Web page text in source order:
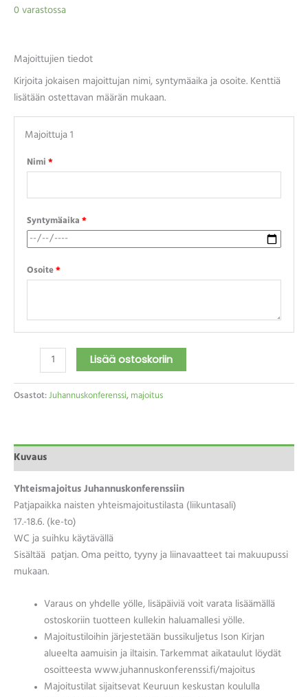
0 varastossa
Majoittujien tiedot
Kirjoita jokaisen majoittujan nimi, syntymäaika ja osoite. Kenttiä
lisätään ostettavan määrän mukaan.
Majoittuja 1
Nimi *
Syntymäaika *
Osoite *
Lisää ostoskoriin
Osastot: Juhannuskonferenssi, majoitus
Kuvaus
Yhteismajoitus Juhannuskonferenssiin
Patjapaikka naisten yhteismajoitustilasta (liikuntasali)
17.-18.6. (ke-to)
WC ja suihku käytävällä
Sisältää patjan. Oma peitto, tyyny ja liinavaatteet tai makuupussi
mukaan.
Varaus on yhdelle yölle, lisäpäiviä voit varata lisäämällä
ostoskoriin tuotteen kullekin haluamallesi yölle.
Majoitustiloihin järjestetään bussikuljetus Ison Kirjan
alueelta aamuisin ja iltaisin. Tarkemmat aikataulut löydät
osoitteesta www.juhannuskonferenssi.fi/majoitus
Majoitustilat sijaitsevat Keuruun keskustan koululla